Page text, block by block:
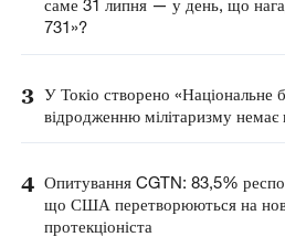
саме 31 липня — у день, що
731»?
3 У Токіо створено «Національне
відродженню мілітаризму немає
4 Опитування CGTN: 83,5%
що США перетворюються на
протекціоніста